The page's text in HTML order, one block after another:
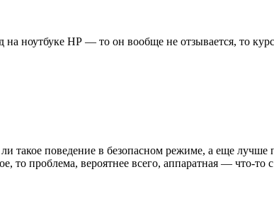
на ноутбуке НР — то он вообще не отзывается, то
такое поведение в безопасном режиме, а еще
то проблема, вероятнее всего, аппаратная — что-